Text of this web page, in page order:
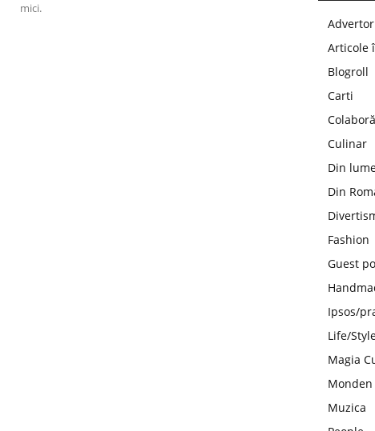
mici.
Articole
Blogroll
Carti
Culinar
Din
Din
Fashion
Guest
Ipsos/
Life/
Magia
Monden
Muzica